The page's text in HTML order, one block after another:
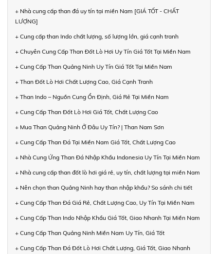
+ Nhà cung cấp than đá uy tín tại miền Nam [GIÁ TỐT - CHẤT
LƯỢNG]
+ Cung cấp than Indo chất lượng, số lượng lớn, giá cạnh tranh
+ Chuyên Cung Cấp Than Đốt Lò Hơi Uy Tín Giá Tốt Tại Miền Nam
+ Cung Cấp Than Quảng Ninh Uy Tín Giá Tốt Tại Miền Nam
+ Than Đốt Lò Hơi Chất Lượng Cao, Giá Cạnh Tranh
+ Than Indo – Nguồn Cung Ổn Định, Giá Rẻ Tại Miền Nam
+ Cung Cấp Than Đốt Lò Hơi Giá Tốt, Chất Lượng Cao
+ Mua Than Quảng Ninh Ở Đâu Uy Tín? | Than Nam Sơn
+ Cung Cấp Than Đá Tại Miền Nam Giá Tốt, Chất Lượng Cao
+ Nhà Cung Ứng Than Đá Nhập Khẩu Indonesia Uy Tín Tại Miền Nam
+ Nhà cung cấp than đốt lò hơi giá rẻ, uy tín, chất lượng tại miền Nam
+ Nên chọn than Quảng Ninh hay than nhập khẩu? So sánh chi tiết
+ Cung Cấp Than Đá Giá Rẻ, Chất Lượng Cao, Uy Tín Tại Miền Nam
+ Cung Cấp Than Indo Nhập Khẩu Giá Tốt, Giao Nhanh Tại Miền Nam
+ Cung Cấp Than Quảng Ninh Miền Nam Uy Tín, Giá Tốt
+ Cung Cấp Than Đá Đốt Lò Hơi Chất Lượng, Giá Tốt, Giao Nhanh